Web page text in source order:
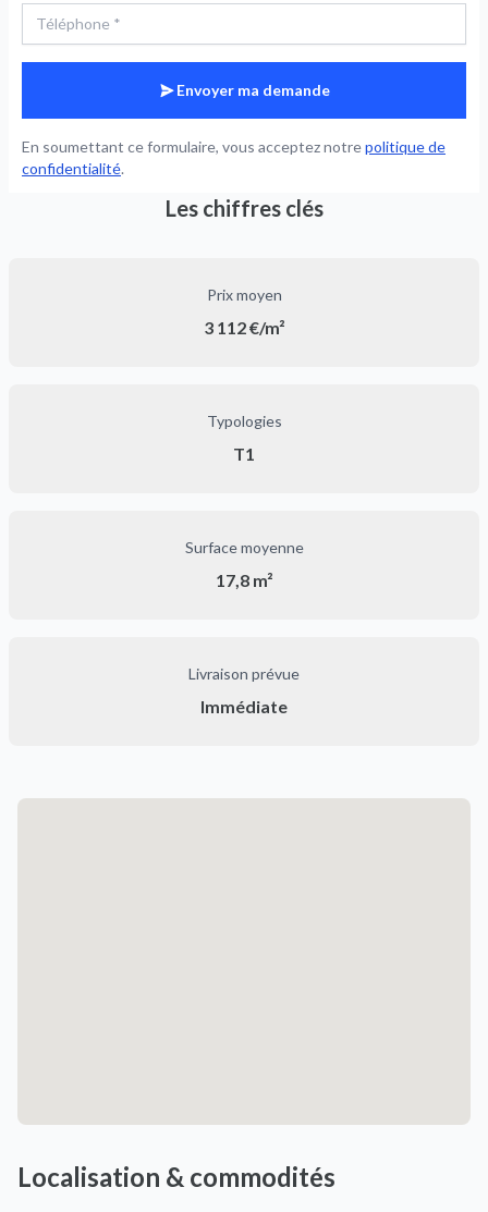
Envoyer ma demande
En soumettant ce formulaire, vous acceptez notrepolitique de
confidentialité.
Les chiffres clés
Prix moyen
3 112 €/m²
Typologies
T1
Surface moyenne
17,8 m²
Livraison prévue
Immédiate
Localisation & commodités